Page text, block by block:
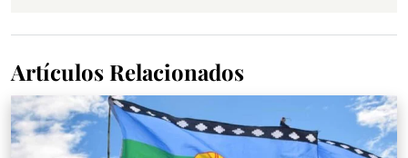
Artículos Relacionados